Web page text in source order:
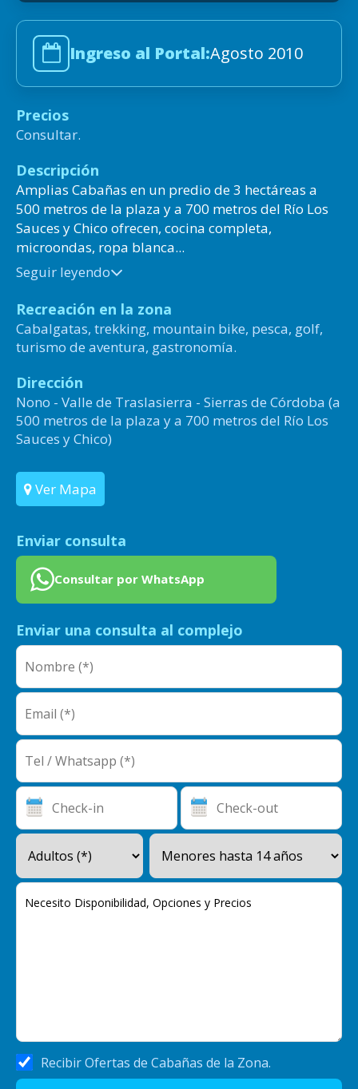
Ingreso al Portal:Agosto 2010
Precios
Consultar.
Descripción
Amplias Cabañas en un predio de 3 hectáreas a
500 metros de la plaza y a 700 metros del Río Los
Sauces y Chico ofrecen, cocina completa,
microondas, ropa blanca...
Seguir leyendo
Recreación en la zona
Cabalgatas, trekking, mountain bike, pesca, golf,
turismo de aventura, gastronomía.
Dirección
Nono - Valle de Traslasierra - Sierras de Córdoba (a
500 metros de la plaza y a 700 metros del Río Los
Sauces y Chico)
Ver Mapa
Enviar consulta
Consultar por WhatsApp
Enviar una consulta al complejo
Recibir Ofertas de Cabañas de la Zona.